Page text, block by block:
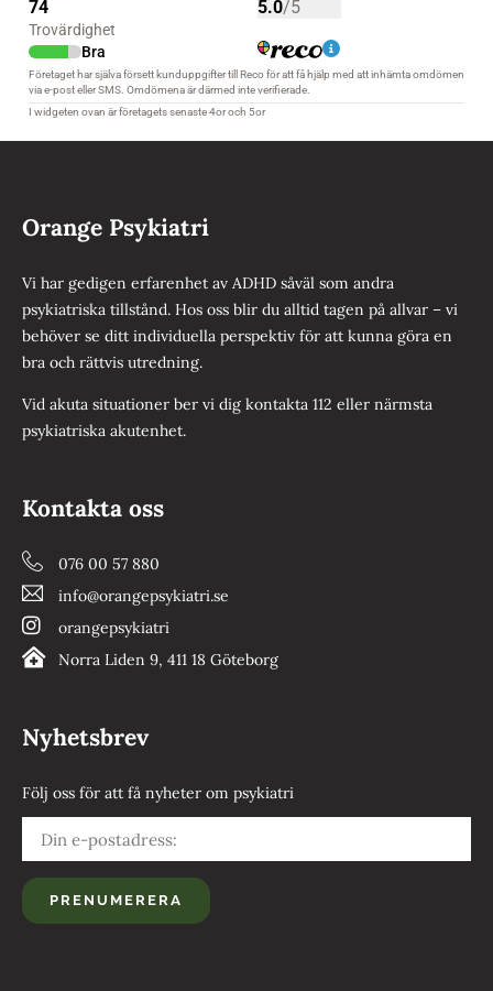
Orange Psykiatri
Vi har gedigen erfarenhet av ADHD såväl som andra
psykiatriska tillstånd. Hos oss blir du alltid tagen på allvar – vi
behöver se ditt individuella perspektiv för att kunna göra en
bra och rättvis utredning.
Vid akuta situationer ber vi dig kontakta 112 eller närmsta
psykiatriska akutenhet.
Kontakta oss
076 00 57 880
info@orangepsykiatri.se
orangepsykiatri
Norra Liden 9, 411 18 Göteborg
Nyhetsbrev
Följ oss för att få nyheter om psykiatri
PRENUMERERA